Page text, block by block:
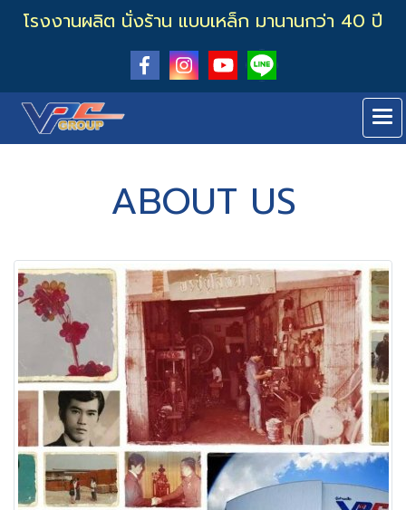
โรงงานผลิต นั่งร้าน แบบเหล็ก มานานกว่า 40 ปี
ABOUT US